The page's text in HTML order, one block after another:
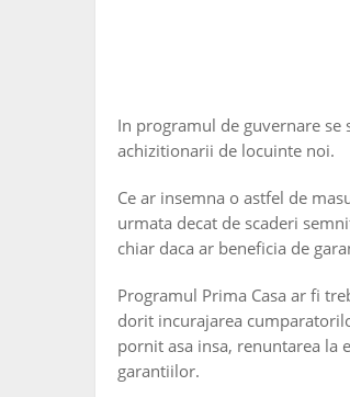
In programul de guvernare se
achizitionarii de locuinte noi.
Ce ar insemna o astfel de
urmata decat de scaderi
chiar daca ar beneficia de
Programul Prima Casa ar fi
dorit incurajarea
pornit asa insa, renuntarea la
garantiilor.